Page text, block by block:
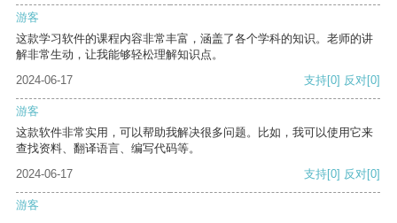
游客
这款学习软件的课程内容非常丰富，涵盖了各个学科的知识。老师的讲
解非常生动，让我能够轻松理解知识点。
2024-06-17
支持[0] 反对[0]
游客
这款软件非常实用，可以帮助我解决很多问题。比如，我可以使用它来
查找资料、翻译语言、编写代码等。
2024-06-17
支持[0] 反对[0]
游客